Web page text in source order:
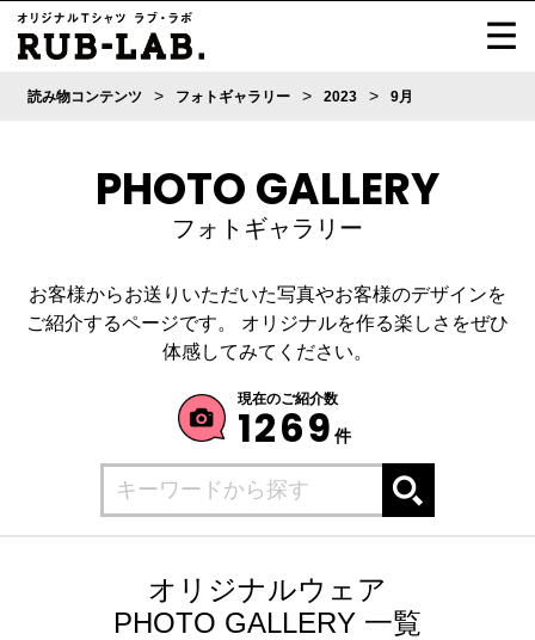
読み物コンテンツ > フォトギャラリー > 2023 > 9月
PHOTO GALLERY
フォトギャラリー
お客様からお送りいただいた写真やお客様のデザインを
ご紹介するページです。
オリジナルを作る楽しさをぜひ
体感してみてください。
現在のご紹介数
1269 件
オリジナルウェア
PHOTO GALLERY 一覧